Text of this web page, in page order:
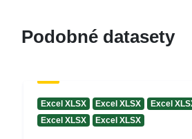
záznam:
Identifikátory:
b58d4f11-
Podobné datasety
Excel XLSX Excel XLSX Excel
Excel XLSX
Excel XLSX